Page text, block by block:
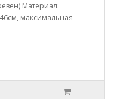
Материал:
максимальная